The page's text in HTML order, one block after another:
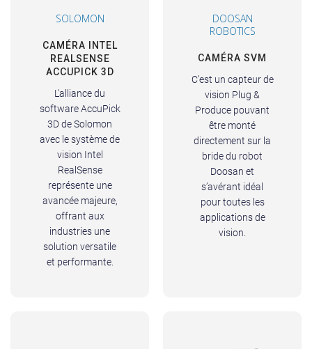
SOLOMON
CAMÉRA INTEL
REALSENSE
ACCUPICK 3D
L'alliance du
software AccuPick
3D de Solomon
avec le système de
vision Intel
RealSense
représente une
avancée majeure,
offrant aux
industries une
solution versatile
et performante.
DOOSAN
ROBOTICS
CAMÉRA SVM
C’est un capteur de
vision Plug &
Produce pouvant
être monté
directement sur la
bride du robot
Doosan et
s’avérant idéal
pour toutes les
applications de
vision.